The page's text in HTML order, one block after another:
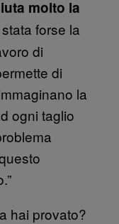
molto la
forse la
di
di
la
ogni taglio
hai provato?